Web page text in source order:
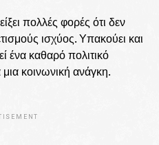
πολλές φορές ότι δεν
ισχύος. Υπακούει και
ένα καθαρό πολιτικό
κοινωνική ανάγκη.